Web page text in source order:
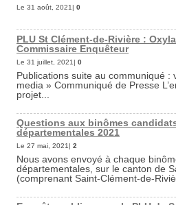
Le 31 août, 2021| 0
PLU St Clément-de-Rivière :
Commissaire Enquêteur
Le 31 juillet, 2021| 0
Publications suite au communiqué :
media » Communiqué de Presse
projet...
Questions aux binômes
départementales 2021
Le 27 mai, 2021| 2
Nous avons envoyé à chaque
départementales, sur le canton de
(comprenant Saint-Clément-de-